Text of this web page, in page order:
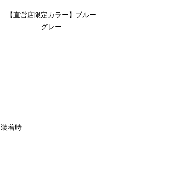
NEW BABY」のメッセージ入りスリーブでラッピング。
【直営店限定カラー】ブルー
グレー
着時